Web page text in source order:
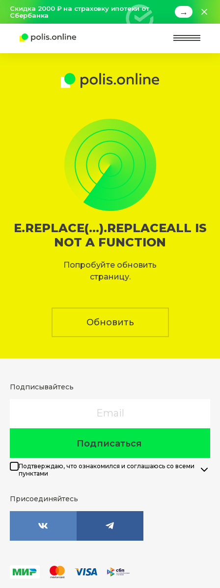
Скидка 2000 ₽ на страховку ипотеки от
Сбербанка
→
E.REPLACE(...).REPLACEALL IS
NOT A FUNCTION
Попробуйте обновить
страницу.
Обновить
Подписывайтесь
Подписаться
Подтверждаю, что ознакомился и соглашаюсь со всеми
пунктами
Присоединяйтесь